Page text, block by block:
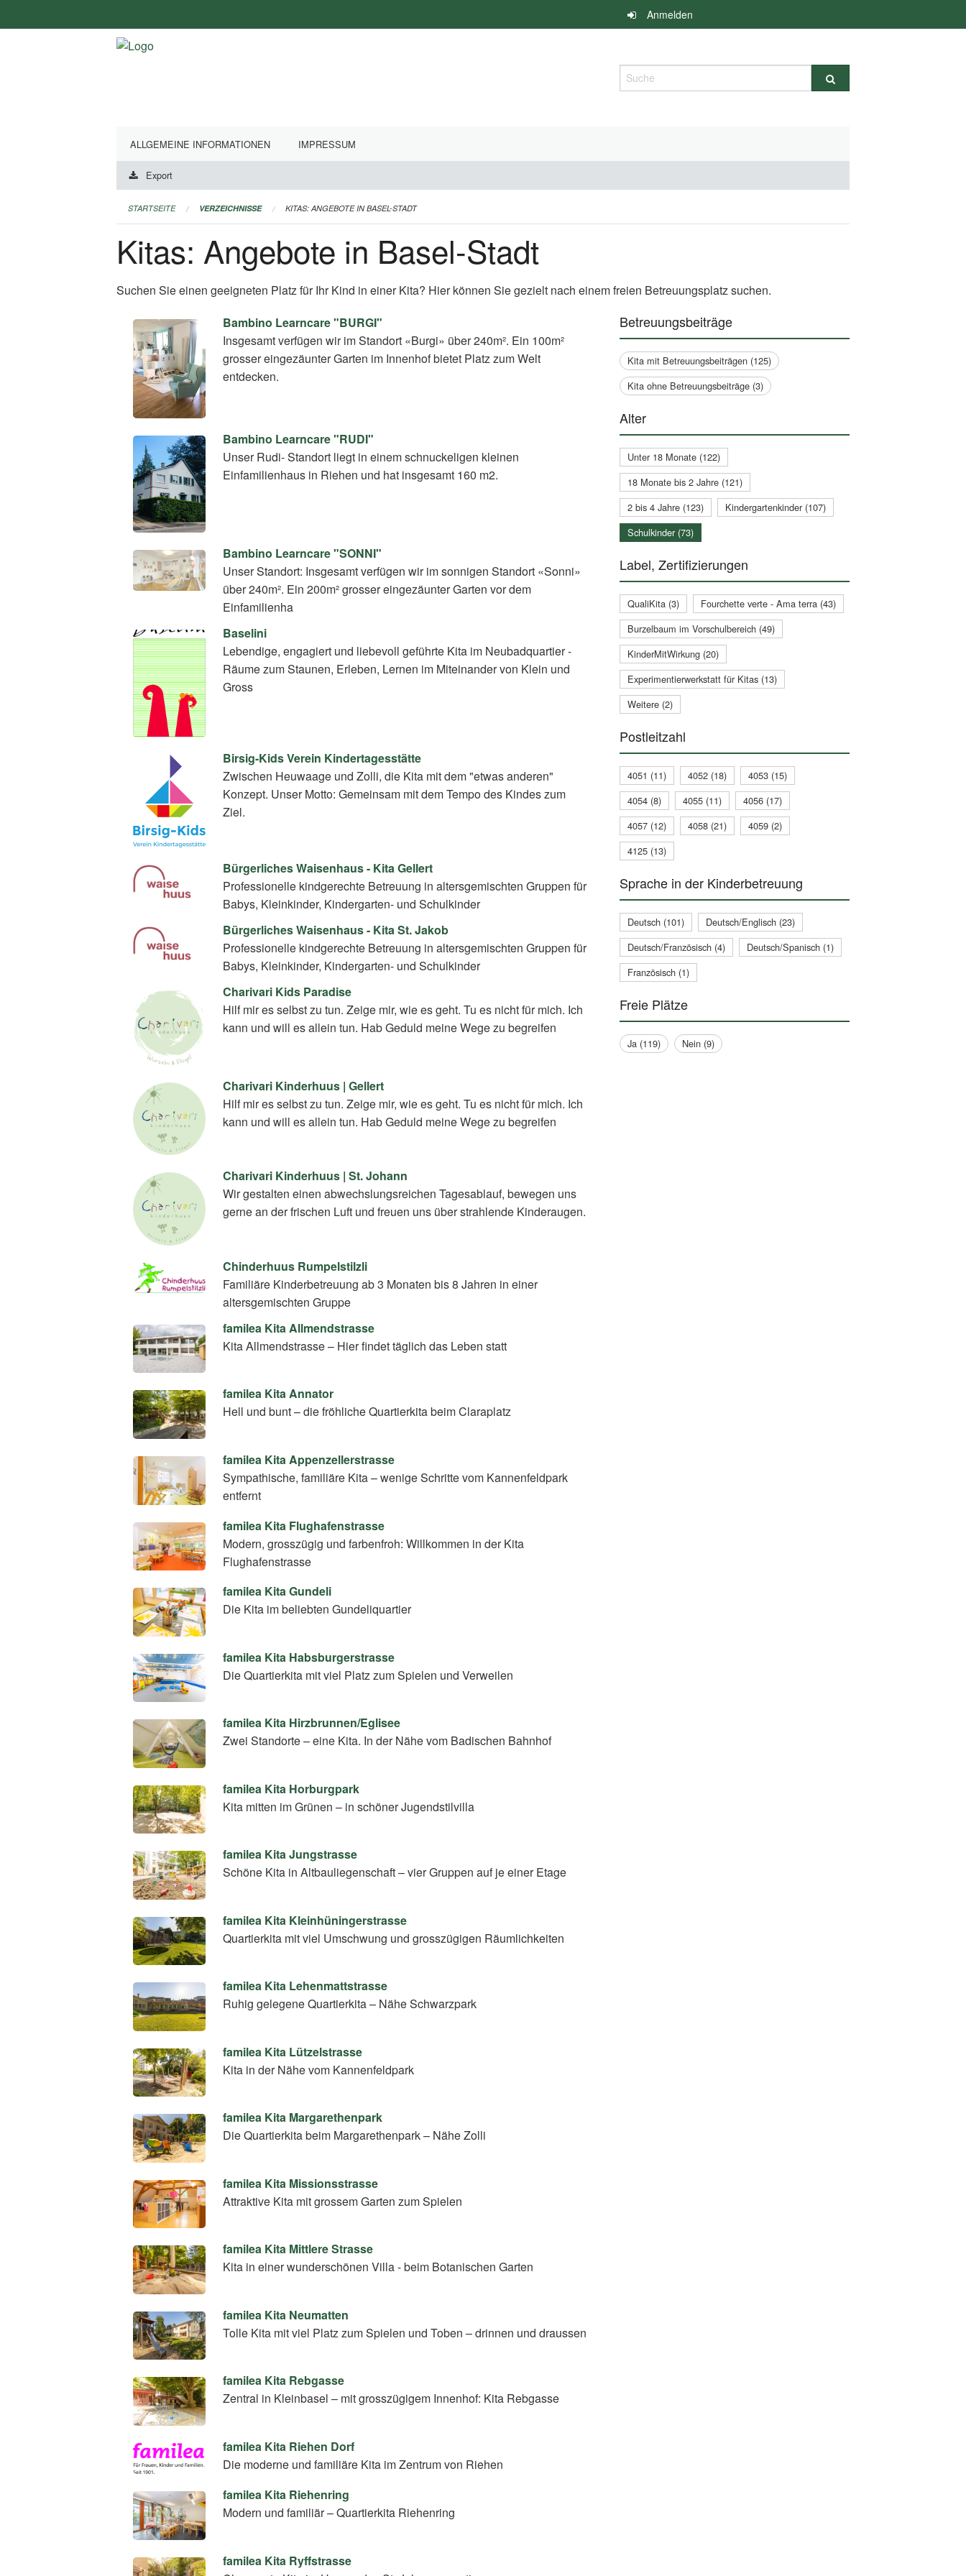
überspringen
Anmelden
Suche
ALLGEMEINE INFORMATIONEN IMPRESSUM
Export
STARTSEITE VERZEICHNISSE KITAS: ANGEBOTE IN BASEL-STADT
Kitas: Angebote in Basel-Stadt
Suchen Sie einen geeigneten Platz für Ihr Kind in einer Kita? Hier können Sie gezielt nach einem freien Betreuungsplatz suchen.
Bambino Learncare "BURGI"
Insgesamt verfügen wir im Standort «Burgi» über 240m². Ein 100m²
grosser eingezäunter Garten im Innenhof bietet Platz zum Welt
entdecken.
Bambino Learncare "RUDI"
Unser Rudi- Standort liegt in einem schnuckeligen kleinen
Einfamilienhaus in Riehen und hat insgesamt 160 m2.
Bambino Learncare "SONNI"
Unser Standort: Insgesamt verfügen wir im sonnigen Standort «Sonni»
über 240m². Ein 200m² grosser eingezäunter Garten vor dem
Einfamilienha
Baselini
Lebendige, engagiert und liebevoll geführte Kita im Neubadquartier -
Räume zum Staunen, Erleben, Lernen im Miteinander von Klein und
Gross
Birsig-Kids Verein Kindertagesstätte
Zwischen Heuwaage und Zolli, die Kita mit dem "etwas anderen"
Konzept. Unser Motto: Gemeinsam mit dem Tempo des Kindes zum
Ziel.
Bürgerliches Waisenhaus - Kita Gellert
Professionelle kindgerechte Betreuung in altersgemischten Gruppen für
Babys, Kleinkinder, Kindergarten- und Schulkinder
Bürgerliches Waisenhaus - Kita St. Jakob
Professionelle kindgerechte Betreuung in altersgemischten Gruppen für
Babys, Kleinkinder, Kindergarten- und Schulkinder
Charivari Kids Paradise
Hilf mir es selbst zu tun. Zeige mir, wie es geht. Tu es nicht für mich. Ich
kann und will es allein tun. Hab Geduld meine Wege zu begreifen
Charivari Kinderhuus | Gellert
Hilf mir es selbst zu tun. Zeige mir, wie es geht. Tu es nicht für mich. Ich
kann und will es allein tun. Hab Geduld meine Wege zu begreifen
Charivari Kinderhuus | St. Johann
Wir gestalten einen abwechslungsreichen Tagesablauf, bewegen uns
gerne an der frischen Luft und freuen uns über strahlende Kinderaugen.
Chinderhuus Rumpelstilzli
Familiäre Kinderbetreuung ab 3 Monaten bis 8 Jahren in einer
altersgemischten Gruppe
familea Kita Allmendstrasse
Kita Allmendstrasse – Hier findet täglich das Leben statt
familea Kita Annator
Hell und bunt – die fröhliche Quartierkita beim Claraplatz
familea Kita Appenzellerstrasse
Sympathische, familiäre Kita – wenige Schritte vom Kannenfeldpark
entfernt
familea Kita Flughafenstrasse
Modern, grosszügig und farbenfroh: Willkommen in der Kita
Flughafenstrasse
familea Kita Gundeli
Die Kita im beliebten Gundeliquartier
familea Kita Habsburgerstrasse
Die Quartierkita mit viel Platz zum Spielen und Verweilen
familea Kita Hirzbrunnen/Eglisee
Zwei Standorte – eine Kita. In der Nähe vom Badischen Bahnhof
familea Kita Horburgpark
Kita mitten im Grünen – in schöner Jugendstilvilla
familea Kita Jungstrasse
Schöne Kita in Altbauliegenschaft – vier Gruppen auf je einer Etage
familea Kita Kleinhüningerstrasse
Quartierkita mit viel Umschwung und grosszügigen Räumlichkeiten
familea Kita Lehenmattstrasse
Ruhig gelegene Quartierkita – Nähe Schwarzpark
familea Kita Lützelstrasse
Kita in der Nähe vom Kannenfeldpark
familea Kita Margarethenpark
Die Quartierkita beim Margarethenpark – Nähe Zolli
familea Kita Missionsstrasse
Attraktive Kita mit grossem Garten zum Spielen
familea Kita Mittlere Strasse
Kita in einer wunderschönen Villa - beim Botanischen Garten
familea Kita Neumatten
Tolle Kita mit viel Platz zum Spielen und Toben – drinnen und draussen
familea Kita Rebgasse
Zentral in Kleinbasel – mit grosszügigem Innenhof: Kita Rebgasse
familea Kita Riehen Dorf
Die moderne und familiäre Kita im Zentrum von Riehen
familea Kita Riehenring
Modern und familiär – Quartierkita Riehenring
familea Kita Ryffstrasse
Betreuungsbeiträge
Kita mit Betreuungsbeiträgen (125)
Kita ohne Betreuungsbeiträge (3)
Alter
Unter 18 Monate (122)
18 Monate bis 2 Jahre (121)
2 bis 4 Jahre (123)
Kindergartenkinder (107)
Schulkinder (73)
Label, Zertifizierungen
QualiKita (3)
Fourchette verte - Ama terra (43)
Burzelbaum im Vorschulbereich (49)
KinderMitWirkung (20)
Experimentierwerkstatt für Kitas (13)
Weitere (2)
Postleitzahl
4051 (11) 4052 (18)
4053 (15)
4054 (8)
4055 (11)
4056 (17)
4057 (12)
4058 (21)
4059 (2)
4125 (13)
Sprache in der Kinderbetreuung
Deutsch (101)
Deutsch/Englisch (23)
Deutsch/Französisch (4)
Deutsch/Spanisch (1)
Französisch (1)
Freie Plätze
Ja (119) Nein (9)